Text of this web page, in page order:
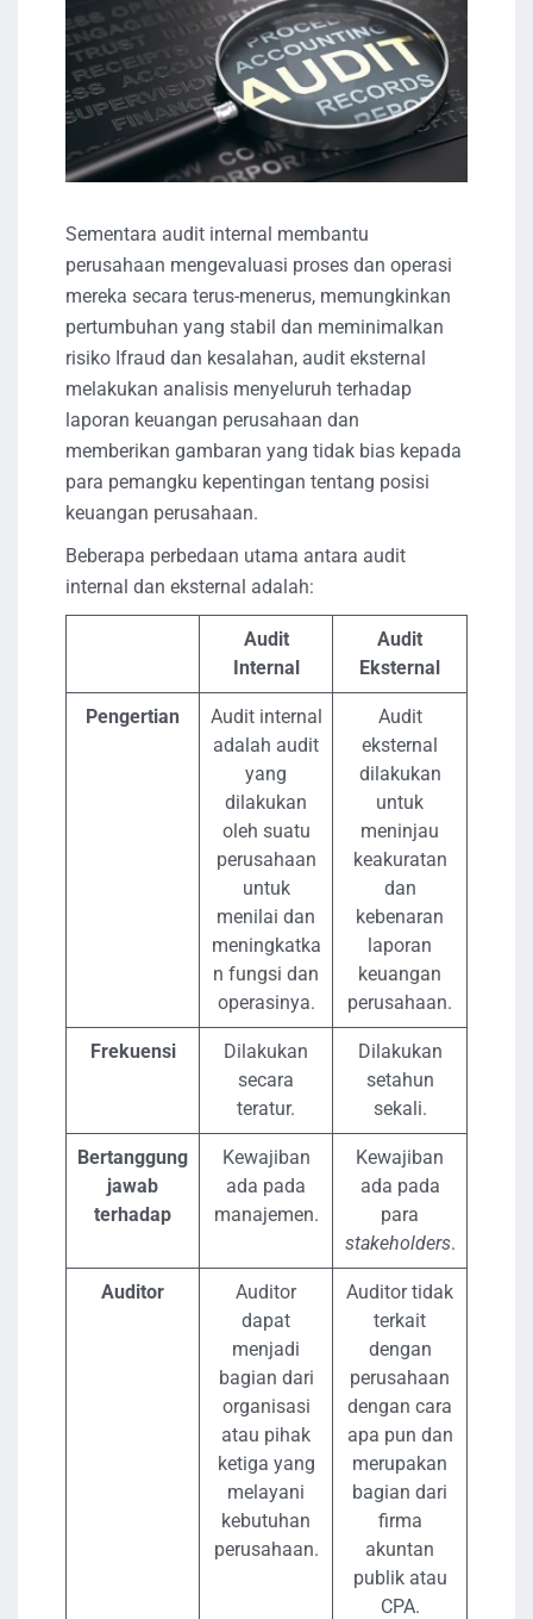
Sementara audit internal membantu
perusahaan mengevaluasi proses dan operasi
mereka secara terus-menerus, memungkinkan
pertumbuhan yang stabil dan meminimalkan
risiko Ifraud dan kesalahan, audit eksternal
melakukan analisis menyeluruh terhadap
laporan keuangan perusahaan dan
memberikan gambaran yang tidak bias kepada
para pemangku kepentingan tentang posisi
keuangan perusahaan.
Beberapa perbedaan utama antara audit
internal dan eksternal adalah:
Audit
Internal
Audit
Eksternal
Pengertian
Audit internal
adalah audit
yang
dilakukan
oleh suatu
perusahaan
untuk
menilai dan
meningkatka
n fungsi dan
operasinya.
Audit
eksternal
dilakukan
untuk
meninjau
keakuratan
dan
kebenaran
laporan
keuangan
perusahaan.
Frekuensi
Dilakukan
secara
teratur.
Dilakukan
setahun
sekali.
Bertanggung
jawab
terhadap
Kewajiban
ada pada
manajemen.
Kewajiban
ada pada
para
stakeholders.
Auditor
Auditor
dapat
menjadi
bagian dari
organisasi
atau pihak
ketiga yang
melayani
kebutuhan
perusahaan.
Auditor tidak
terkait
dengan
perusahaan
dengan cara
apa pun dan
merupakan
bagian dari
firma
akuntan
publik atau
CPA.